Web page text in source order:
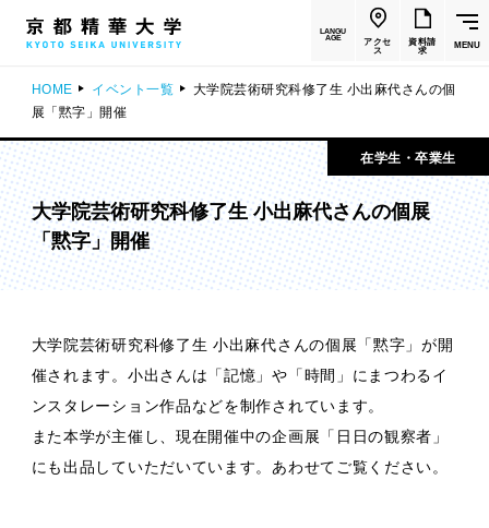
LANGU
AGE
アクセ
ス
資料請
求
MENU
HOME イベント一覧
大学院芸術研究科修了生 小出麻代さんの個
展「黙字」開催
在学生・卒業生
大学院芸術研究科修了生 小出麻代さんの個展
「黙字」開催
大学院芸術研究科修了生 小出麻代さんの個展「黙字」が開
催されます。小出さんは「記憶」や「時間」にまつわるイ
ンスタレーション作品などを制作されています。
また本学が主催し、現在開催中の企画展「日日の観察者」
にも出品していただいています。あわせてご覧ください。